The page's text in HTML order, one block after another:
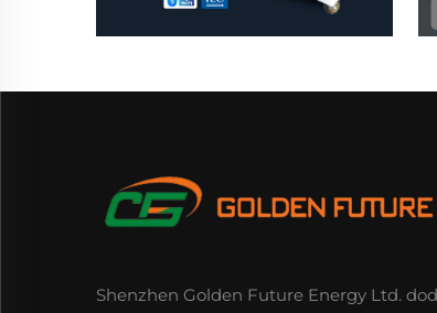
Shenzhen Golden Future Energy Ltd.